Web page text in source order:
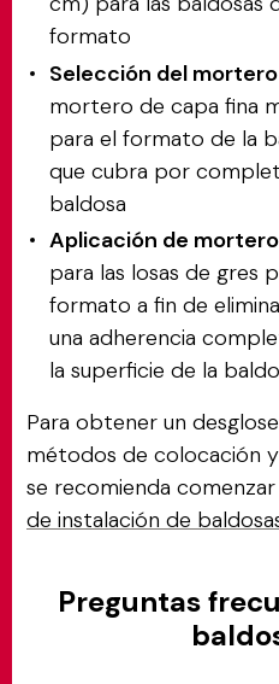
formato
Selección del
mortero de capa fina
para el formato de la
que cubra por
baldosa
Aplicación de
para las losas de gres
formato a fin de
una adherencia
la superficie de la
Para obtener un
métodos de colocación
se recomienda
de instalación de
Preguntas